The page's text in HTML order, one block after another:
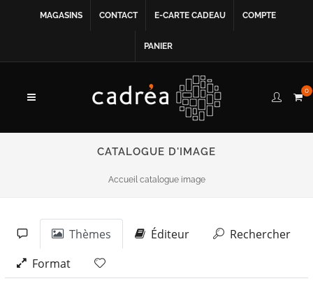
MAGASINS CONTACT E-CARTE CADEAU COMPTE
PANIER
0
CATALOGUE D'IMAGE
Accueil catalogue image
Thèmes Éditeur
Rechercher
Format